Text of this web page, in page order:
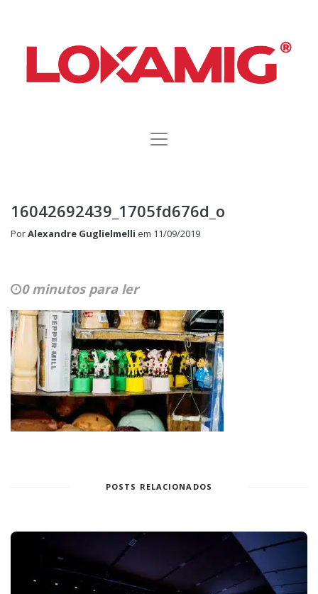
16042692439_1705fd676d_o
PorAlexandre Guglielmelli em 11/09/2019
0 minutos para ler
POSTS RELACIONADOS